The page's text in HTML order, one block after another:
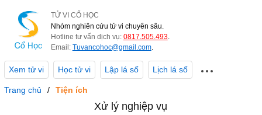
TỬ VI CỔ HỌC
Nhóm nghiên cứu tử vi chuyên sâu.
Hotline tư vấn dịch vụ: 0817.505.493.
Email: Tuvancohoc@gmail.com.
Xem tử vi Học tử vi Lập lá số Lịch lá số
Trang chủ Tiện ích
Xử lý nghiệp vụ